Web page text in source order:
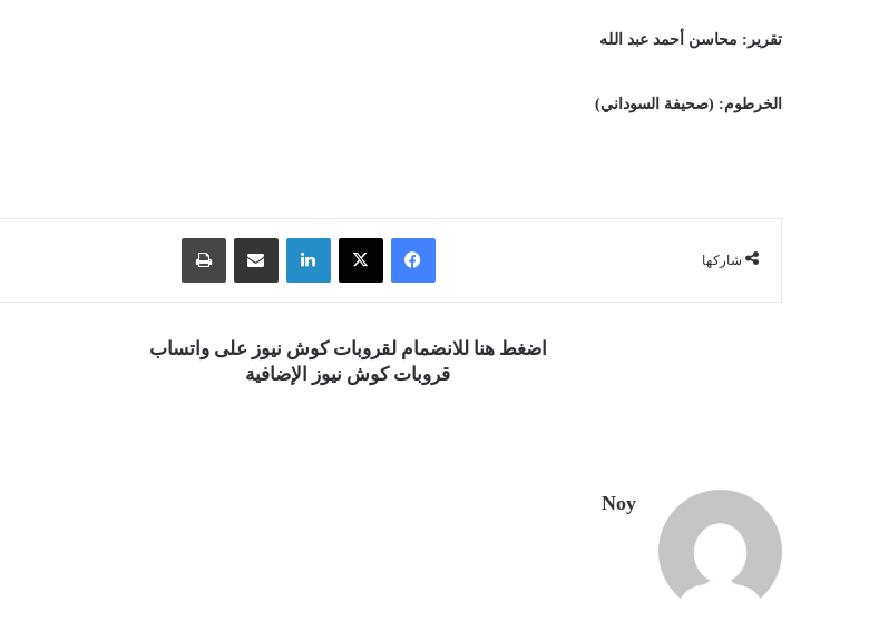
تقرير: محاسن أحمد عبد الله
الخرطوم: (صحيفة السوداني)
شاركها
فيسبوك ‫X لينكدإن مشاركة عبر البريد
اضغط هنا للانضمام لقروبات كوش نيوز على واتساب
قروبات كوش نيوز الإضافية
Noy